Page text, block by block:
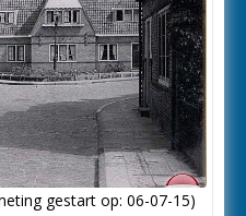
gestart op: 06-07-15)